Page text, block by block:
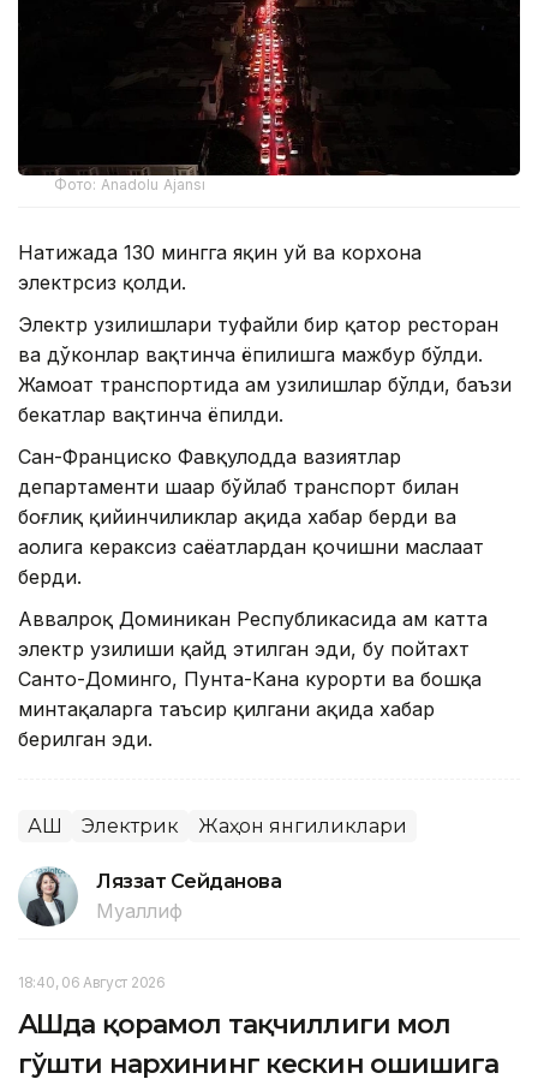
Фото: Anadolu Ajansı
Натижада 130 мингга яқин уй ва корхона
электрсиз қолди.
Электр узилишлари туфайли бир қатор ресторан
ва дўконлар вақтинча ёпилишга мажбур бўлди.
Жамоат транспортида ҳам узилишлар бўлди, баъзи
бекатлар вақтинча ёпилди.
Сан-Франциско Фавқулодда вазиятлар
департаменти шаҳар бўйлаб транспорт билан
боғлиқ қийинчиликлар ҳақида хабар берди ва
аҳолига кераксиз саёҳатлардан қочишни маслаҳат
берди.
Аввалроқ Доминикан Республикасида ҳам катта
электр узилиши қайд этилган эди, бу пойтахт
Санто-Доминго, Пунта-Кана курорти ва бошқа
минтақаларга таъсир қилгани ҳақида хабар
берилган эди.
АҚШ Электрик Жаҳон янгиликлари
Ляззат Сейданова
Муаллиф
18:40, 06 Август 2026
АҚШда қорамол тақчиллиги мол
гўшти нархининг кескин ошишига